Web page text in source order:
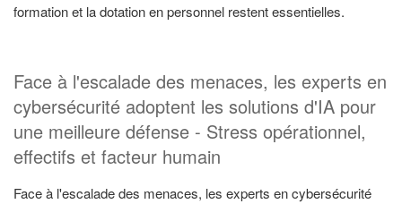
formation et la dotation en personnel restent essentielles.
Face à l'escalade des menaces, les experts en
cybersécurité adoptent les solutions d'IA pour
une meilleure défense - Stress opérationnel,
effectifs et facteur humain
Face à l'escalade des menaces, les experts en cybersécurité